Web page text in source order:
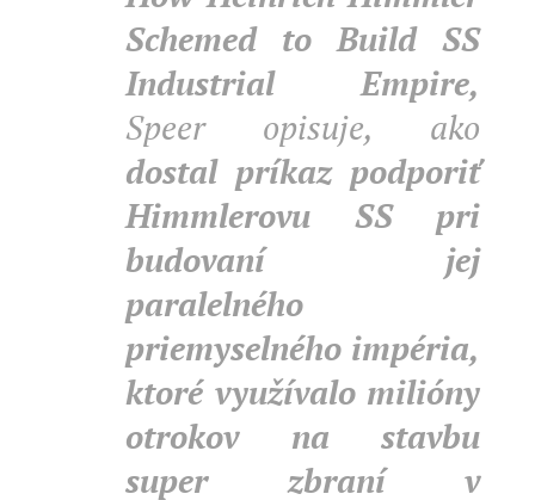
Schemed to Build SS
Industrial Empire,
Speer opisuje, ako
dostal príkaz podporiť
Himmlerovu SS pri
budovaní jej
paralelného
priemyselného impéria,
ktoré využívalo milióny
otrokov na stavbu
super zbraní v